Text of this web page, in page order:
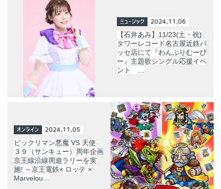
ミュージック 2024.11.06
【石井あみ】11/23(土・祝)
タワーレコード名古屋近鉄パ
ッセ店にて『わんぷりむーび
ー』主題歌シングル応援イベ
ント …
オンライン 2024.11.05
ビックリマン悪魔 VS 天使
３９（サンキュー）周年企画
京王線沿線周遊ラリーを実
施! ～京王電鉄× ロッテ ×
Marvelou…